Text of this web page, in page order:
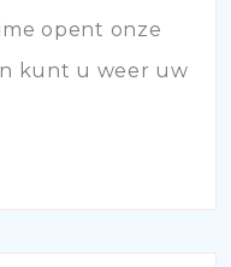
opent onze
kunt u weer uw